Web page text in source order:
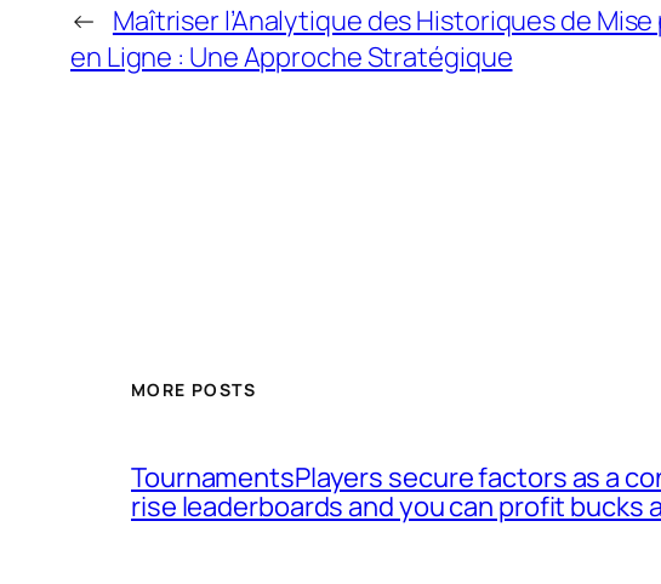
← Maîtriser l’Analytique des Historiques de
en Ligne : Une Approche Stratégique
MORE POSTS
TournamentsPlayers secure factors as a
rise leaderboards and you can profit bucks